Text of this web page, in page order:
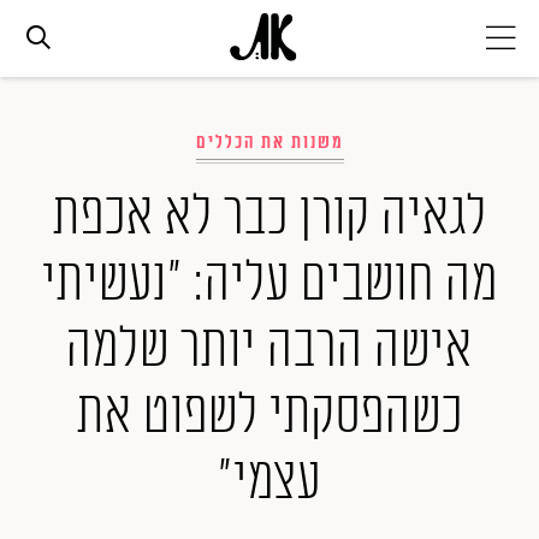
אופנה
ביוטי
סלבס
ערוצים נוספים
משנות את הכללים
לגאיה קורן כבר לא אכפת
מה חושבים עליה: "נעשיתי
אישה הרבה יותר שלמה
כשהפסקתי לשפוט את
עצמי"